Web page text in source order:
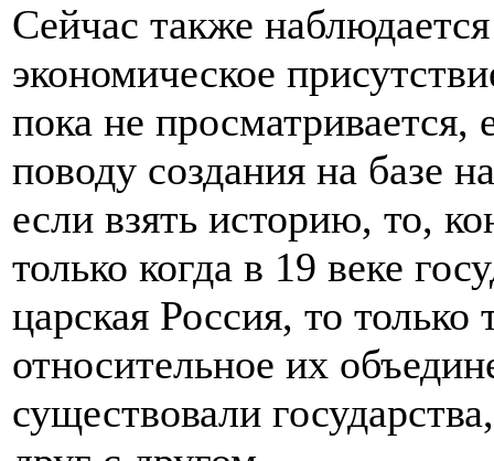
Сейчас также
экономическое
пока не
поводу создания на базе
если взять историю, то,
только когда в 19 веке
царская Россия, то
относительное их
существовали